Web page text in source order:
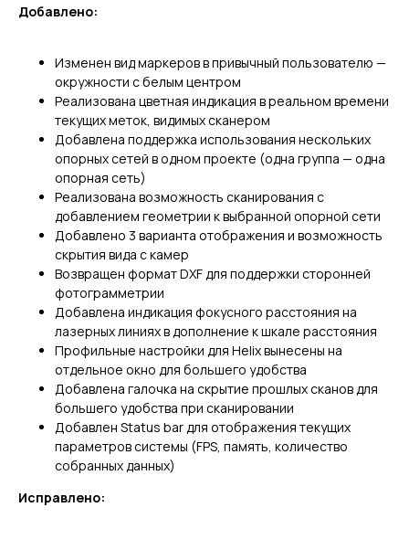
Добавлено:
Изменен вид маркеров в привычный пользователю —
окружности с белым центром
Реализована цветная индикация в реальном времени
текущих меток, видимых сканером
Добавлена поддержка использования нескольких
опорных сетей в одном проекте (одна группа — одна
опорная сеть)
Реализована возможность сканирования с
добавлением геометрии к выбранной опорной сети
Добавлено 3 варианта отображения и возможность
скрытия вида с камер
Возвращен формат DXF для поддержки сторонней
фотограмметрии
Добавлена индикация фокусного расстояния на
лазерных линиях в дополнение к шкале расстояния
Профильные настройки для Helix вынесены на
отдельное окно для большего удобства
Добавлена галочка на скрытие прошлых сканов для
большего удобства при сканировании
Добавлен Status bar для отображения текущих
параметров системы (FPS, память, количество
собранных данных)
Исправлено: